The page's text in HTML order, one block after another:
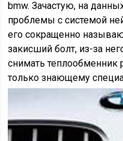
bmw. Зачастую, на
проблемы с системой
его сокращенно
закисший болт, из-за
снимать теплообменник
только знающему